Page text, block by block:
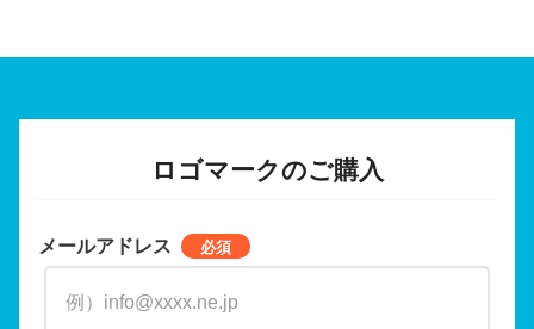
ロゴマークのご購入
メールアドレス